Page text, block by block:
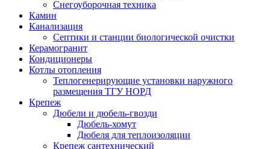
Снегоуборочная техника
Камин
Канализация
Септики и станции биологической очистки
Керамогранит
Кондиционеры
Котлы отопления
Теплогенерирующие установки наружного
размещения ТГУ НОРД
Крепеж
Дюбели и дюбель-гвозди
Дюбель-хомут
Дюбеля для теплоизоляции
Крепеж сантехнический